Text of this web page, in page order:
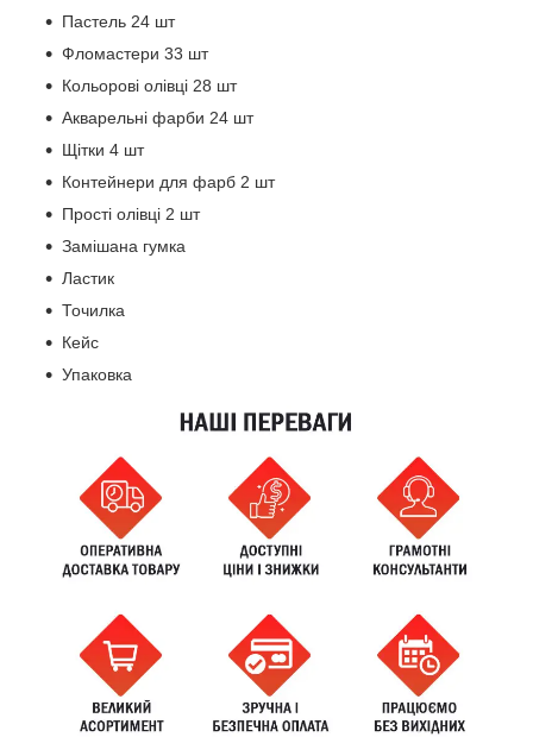
Пастель 24 шт
Фломастери 33 шт
Кольорові олівці 28 шт
Акварельні фарби 24 шт
Щітки 4 шт
Контейнери для фарб 2 шт
Прості олівці 2 шт
Замішана гумка
Ластик
Точилка
Кейс
Упаковка